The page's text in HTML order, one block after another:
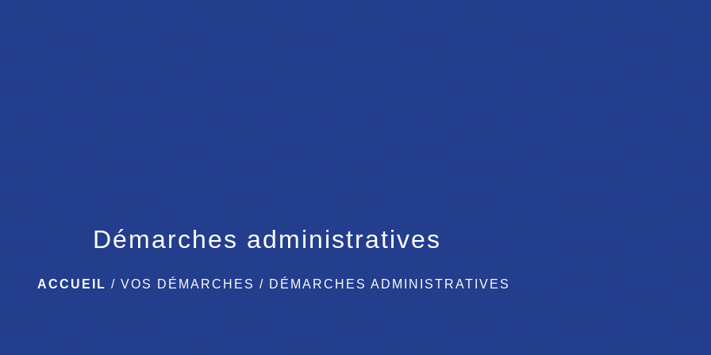
Démarches administratives
ACCUEIL / VOS DÉMARCHES / DÉMARCHES ADMINISTRATIVES